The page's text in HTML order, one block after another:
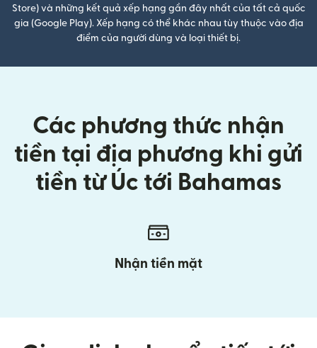
Store) và những kết quả xếp hạng gần đây nhất của tất cả quốc
gia (Google Play). Xếp hạng có thể khác nhau tùy thuộc vào địa
điểm của người dùng và loại thiết bị.
Các phương thức nhận
tiền tại địa phương khi gửi
tiền từ Úc tới Bahamas
Nhận tiền mặt